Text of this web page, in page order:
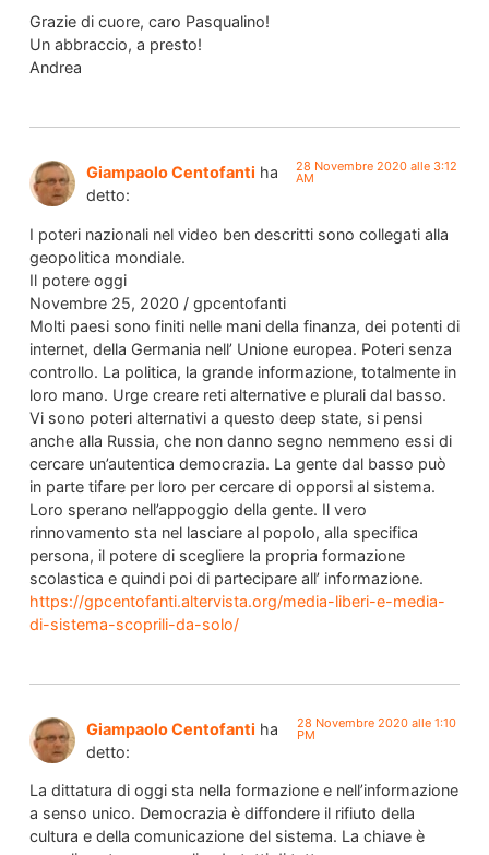
Grazie di cuore, caro Pasqualino!
Un abbraccio, a presto!
Andrea
Giampaolo Centofanti ha
detto:
28 Novembre 2020 alle 3:12
AM
I poteri nazionali nel video ben descritti sono collegati alla
geopolitica mondiale.
Il potere oggi
Novembre 25, 2020 / gpcentofanti
Molti paesi sono finiti nelle mani della finanza, dei potenti di
internet, della Germania nell’ Unione europea. Poteri senza
controllo. La politica, la grande informazione, totalmente in
loro mano. Urge creare reti alternative e plurali dal basso.
Vi sono poteri alternativi a questo deep state, si pensi
anche alla Russia, che non danno segno nemmeno essi di
cercare un’autentica democrazia. La gente dal basso può
in parte tifare per loro per cercare di opporsi al sistema.
Loro sperano nell’appoggio della gente. Il vero
rinnovamento sta nel lasciare al popolo, alla specifica
persona, il potere di scegliere la propria formazione
scolastica e quindi poi di partecipare all’ informazione.
https://gpcentofanti.altervista.org/media-liberi-e-media-
di-sistema-scoprili-da-solo/
Giampaolo Centofanti ha
detto:
28 Novembre 2020 alle 1:10
PM
La dittatura di oggi sta nella formazione e nell’informazione
a senso unico. Democrazia è diffondere il rifiuto della
cultura e della comunicazione del sistema. La chiave è